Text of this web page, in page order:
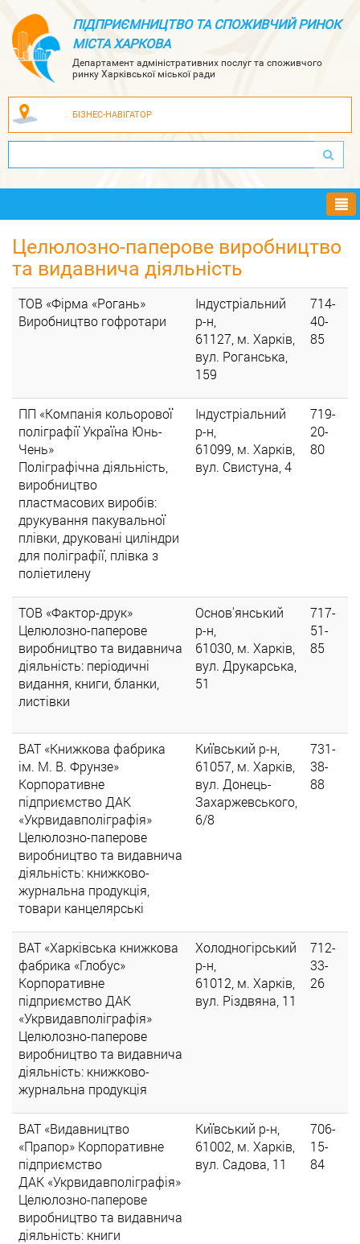
ПІДПРИЄМНИЦТВО ТА СПОЖИВЧИЙ РИНОК
МІСТА ХАРКОВА
Департамент адміністративних послуг та споживчого
ринку Харківської міської ради
БІЗНЕС-НАВІГАТОР
Целюлозно-паперове виробництво
та видавнича діяльність
ТОВ «Фірма «Рогань»
Виробництво гофротари
Індустріальний
р-н,
61127, м. Харків,
вул. Роганська,
159
714-
40-
85
ПП «Компанія кольорової
поліграфії Україна Юнь-
Чень»
Поліграфічна діяльність,
виробництво
пластмасових виробів:
друкування пакувальної
плівки, друковані циліндри
для поліграфії, плівка з
поліетилену
Індустріальний
р-н,
61099, м. Харків,
вул. Свистуна, 4
719-
20-
80
ТОВ «Фактор-друк»
Целюлозно-паперове
виробництво та видавнича
діяльність: періодичні
видання, книги, бланки,
листівки
Основ'янський
р-н,
61030, м. Харків,
вул. Друкарська,
51
717-
51-
85
ВАТ «Книжкова фабрика
ім. М. В. Фрунзе»
Корпоративне
підприємство ДАК
«Укрвидавполіграфія»
Целюлозно-паперове
виробництво та видавнича
діяльність: книжково-
журнальна продукція,
товари канцелярські
Київський р-н,
61057, м. Харків,
вул. Донець-
Захаржевського,
6/8
731-
38-
88
ВАТ «Харківська книжкова
фабрика «Глобус»
Корпоративне
підприємство ДАК
«Укрвидавполіграфія»
Целюлозно-паперове
виробництво та видавнича
діяльність: книжково-
журнальна продукція
Холодногірський
р-н,
61012, м. Харків,
вул. Різдвяна, 11
712-
33-
26
ВАТ «Видавництво
«Прапор» Корпоративне
підприємство
ДАК «Укрвидавполіграфія»
Целюлозно-паперове
виробництво та видавнича
діяльність: книги
Київський р-н,
61002, м. Харків,
вул. Садова, 11
706-
15-
84